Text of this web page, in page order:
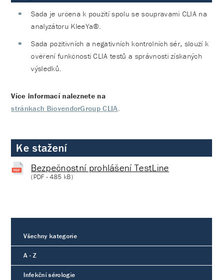
Sada je určena k použití spolu se soupravami CLIA na
analyzátoru KleeYa®.
Sada pozitivních a negativních kontrolních sér, slouží k
ověření funkčnosti CLIA testů a správnosti získaných
výsledků.
Více informací naleznete na
stránkach BiovendorGroup CLIA.
Ke stažení
Bezpečnostní prohlášení TestLine
(PDF - 485 kB)
Všechny kategorie
A - Z
Infekční sérologie